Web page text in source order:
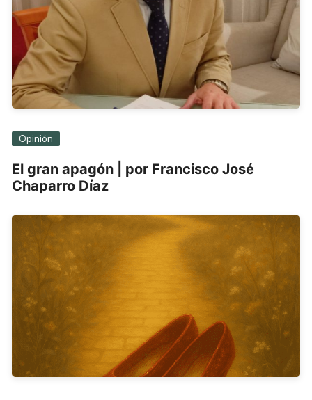
Opinión
El gran apagón | por Francisco José
Chaparro Díaz